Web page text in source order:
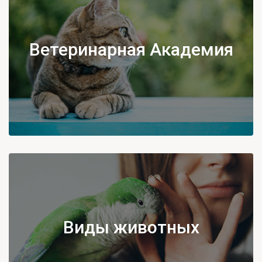
Ветеринарная Академия
Виды животных